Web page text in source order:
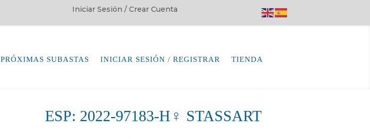
Iniciar Sesión / Crear Cuenta
PRÓXIMAS SUBASTAS INICIAR SESIÓN / REGISTRAR TIENDA
ESP: 2022-97183-H♀ STASSART